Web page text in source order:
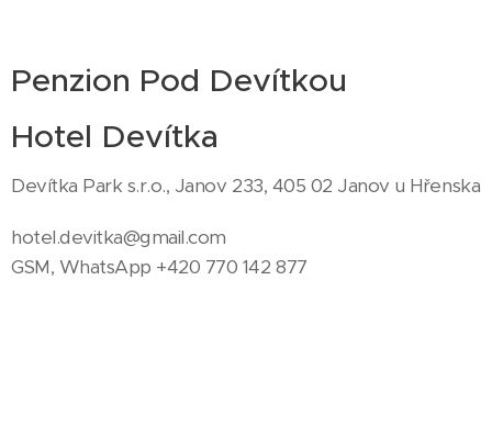
Penzion Pod Devítkou
Hotel Devítka
Devítka Park s.r.o., Janov 233, 405 02 Janov u Hřenska
hotel.devitka@gmail.com
GSM, WhatsApp +420 770 142 877